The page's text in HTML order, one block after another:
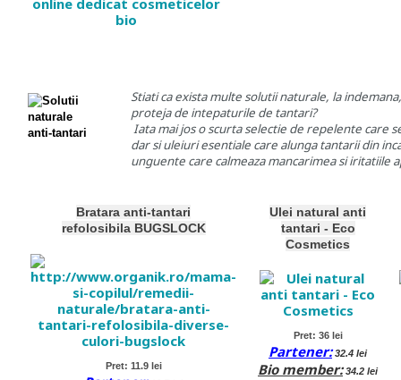
Stiati ca exista multe solutii naturale, la
proteja de intepaturile de tantari?
Iata mai jos o scurta selectie de repelente care
dar si uleiuri esentiale care alunga tantarii din
unguente care calmeaza mancarimea si iritatiile
Bratara anti-tantari
refolosibila BUGSLOCK
Pret: 11.9 lei
Ulei natural anti
tantari - Eco
Cosmetics
Pret: 36 lei
Partener:32.4 lei
Bio member:34.2 lei